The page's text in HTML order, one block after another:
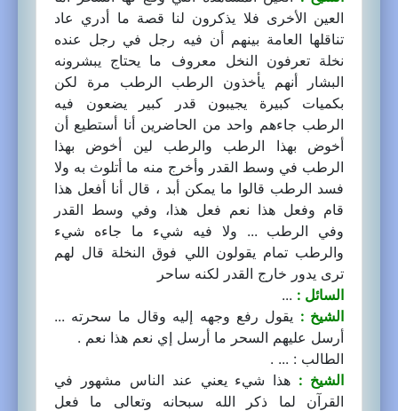
العين الأخرى فلا يذكرون لنا قصة ما أدري عاد
تناقلها العامة بينهم أن فيه رجل في رجل عنده
نخلة تعرفون النخل معروف ما يحتاج يبشرونه
البشار أنهم يأخذون الرطب الرطب مرة لكن
بكميات كبيرة يجيبون قدر كبير يضعون فيه
الرطب جاءهم واحد من الحاضرين أنا أستطيع أن
أخوض بهذا الرطب والرطب لين أخوض بهذا
الرطب في وسط القدر وأخرج منه ما أتلوث به ولا
فسد الرطب قالوا ما يمكن أبد ، قال أنا أفعل هذا
قام وفعل هذا نعم فعل هذا، وفي وسط القدر
وفي الرطب ... ولا فيه شيء ما جاءه شيء
والرطب تمام يقولون اللي فوق النخلة قال لهم
ترى يدور خارج القدر لكنه ساحر
السائل : ...
الشيخ : يقول رفع وجهه إليه وقال ما سحرته ...
أرسل عليهم السحر ما أرسل إي نعم هذا نعم .
الطالب : ... .
الشيخ : هذا شيء يعني عند الناس مشهور في
القرآن لما ذكر الله سبحانه وتعالى ما فعل